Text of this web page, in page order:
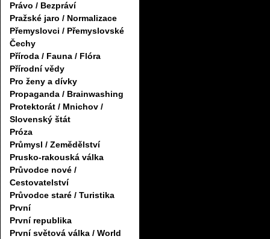
Právo / Bezpráví
Pražské jaro / Normalizace
Přemyslovci / Přemyslovské
Čechy
Příroda / Fauna / Flóra
Přírodní vědy
Pro ženy a dívky
Propaganda / Brainwashing
Protektorát / Mnichov /
Slovenský štát
Próza
Průmysl / Zemědělství
Prusko-rakouská válka
Průvodce nové /
Cestovatelství
Průvodce staré / Turistika
První
První republika
První světová válka / World